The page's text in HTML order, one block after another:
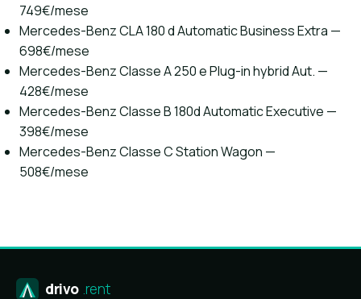
749€/mese
Mercedes-Benz CLA 180 d Automatic Business Extra —
698€/mese
Mercedes-Benz Classe A 250 e Plug-in hybrid Aut. —
428€/mese
Mercedes-Benz Classe B 180d Automatic Executive —
398€/mese
Mercedes-Benz Classe C Station Wagon —
508€/mese
drivo .rent